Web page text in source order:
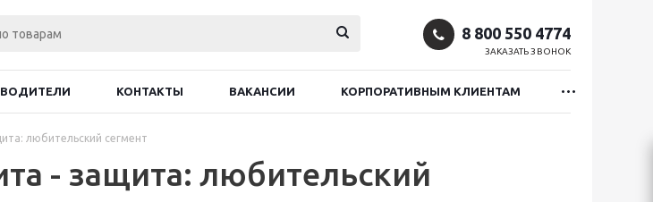
8 800 550 4774
ЗАКАЗАТЬ ЗВОНОК
КОНТАКТЫ ВАКАНСИИ КОРПОРАТИВНЫМ КЛИЕНТАМ
любительский сегмент
- защита: любительский